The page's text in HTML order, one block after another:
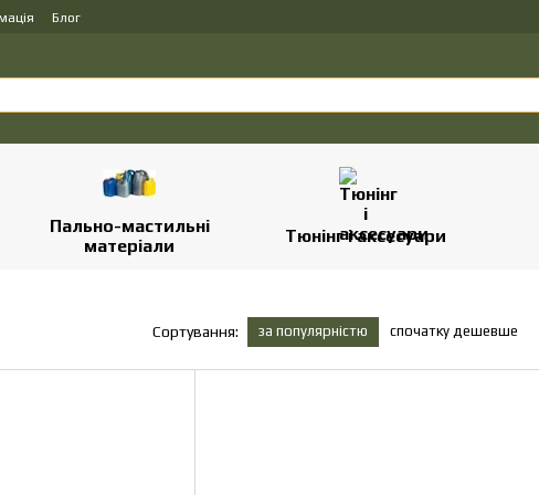
Блог
Пально-мастильні
матеріали
Тюнінг і аксесуари
Сортування: за популярністю спочатку дешевше